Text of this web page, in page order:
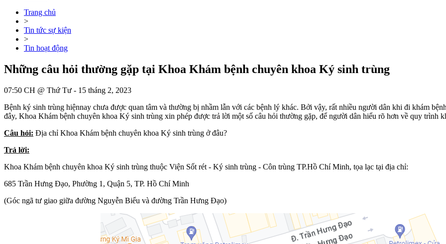
Trang chủ
>
Tin tức sự kiện
>
Tin hoạt động
Những câu hỏi thường gặp tại Khoa Khám bệnh chuyên khoa Ký sinh trùng
07:50 CH @ Thứ Tư - 15 tháng 2, 2023
Bệnh ký sinh trùng hiệnnay chưa được quan tâm và thường bị nhầm lẫn với các bệnh lý khác. Bởi vậy, rất nhiều người dân khi đi khám
đây, Khoa Khám bệnh chuyên khoa Ký sinh trùng xin phép được trả lời một số câu hỏi thường gặp, để người dân hiểu rõ hơn về quy trình
Câu hỏi: Địa chỉ Khoa Khám bệnh chuyên khoa Ký sinh trùng ở đâu?
Trả lời:
Khoa Khám bệnh chuyên khoa Ký sinh trùng thuộc Viện Sốt rét - Ký sinh trùng - Côn trùng TP.Hồ Chí Minh, tọa lạc tại địa chỉ:
685 Trần Hưng Đạo, Phường 1, Quận 5, TP. Hồ Chí Minh
(Góc ngã tư giao giữa đường Nguyễn Biểu và đường Trần Hưng Đạo)